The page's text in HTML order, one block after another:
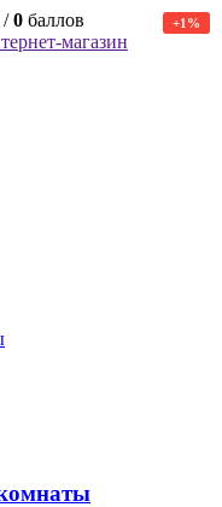
/0 баллов -2%
+1%